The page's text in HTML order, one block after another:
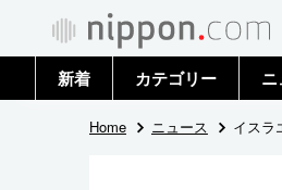
新着 カテゴリー
政治・外交 ト
Home ニュース イスラ